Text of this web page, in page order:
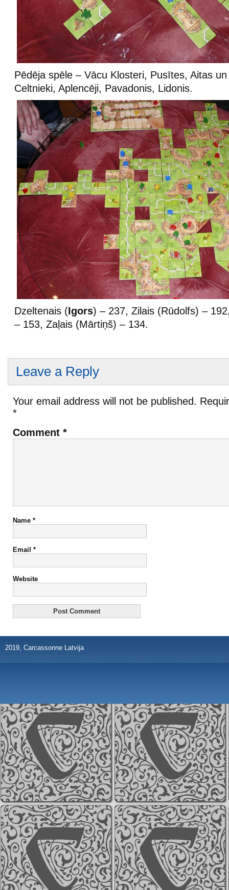
Pēdēja spēle – Vācu Klosteri, Pusītes, Aitas
Celtnieki, Aplencēji, Pavadonis, Lidonis.
Dzeltenais (Igors) – 237, Zilais (Rūdolfs) –
– 153, Zaļais (Mārtiņš) – 134.
Leave a Reply
Your email address will not be published.
*
Comment *
Name *
Email *
Website
2019, Carcassonne Latvija